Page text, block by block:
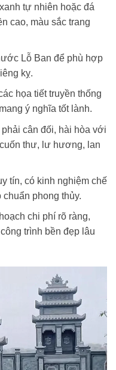
tự nhiên hoặc đá
cao, màu sắc trang
Lỗ Ban để phù hợp
kỵ.
họa tiết truyền thống
ý nghĩa tốt lành.
cân đối, hài hòa với
thư, lư hương, lan
tín, có kinh nghiệm chế
phong thủy.
chi phí rõ ràng,
trình bền đẹp lâu